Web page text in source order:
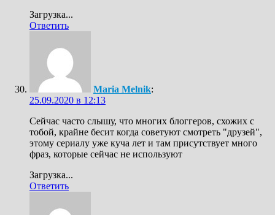
Загрузка...
Ответить
Maria Melnik:
25.09.2020 в 12:13
Сейчас часто слышу, что многих блоггеров, схожих с
тобой, крайне бесит когда советуют смотреть "друзей",
этому сериалу уже куча лет и там присутствует много
фраз, которые сейчас не используют
Загрузка...
Ответить